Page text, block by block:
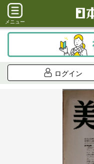
メニュー
ログイン